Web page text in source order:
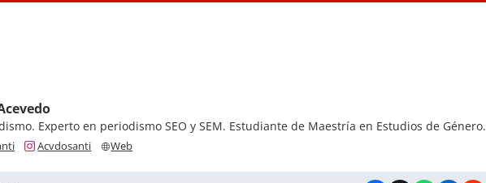
Experto en periodismo SEO y SEM. Estudiante de Maestría en Estudios de Género.
Acvdosanti Web